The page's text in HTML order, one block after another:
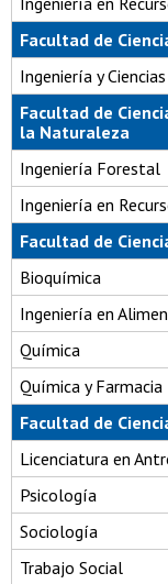
Facultad de
Ingeniería y
Facultad de
la Naturaleza
Ingeniería Forestal
Ingeniería en
Facultad de
Bioquímica
Ingeniería en
Química
Química y Farmacia
Facultad de
Licenciatura en
Psicología
Sociología
Trabajo Social